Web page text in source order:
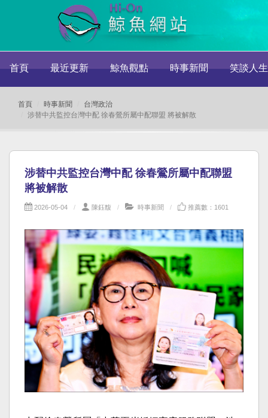
首頁 最近更新 鯨魚觀點 時事新聞 笑談人生
首頁 時事新聞
台灣政治
涉替中共監控台灣中配 徐春鶯所屬中配聯盟 將被解散
涉替中共監控台灣中配 徐春鶯所屬中配聯盟
將被解散
2026-05-04 陳鈺馥 時事新聞 推薦數：1601